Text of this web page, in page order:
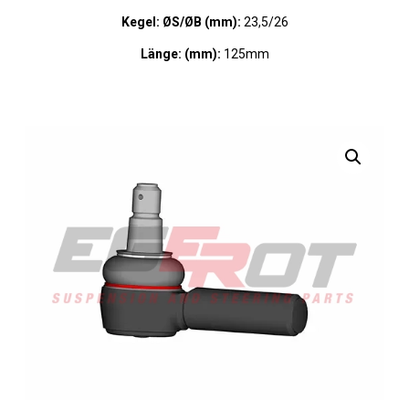
Kegel: ØS/ØB (mm): 23,5/26
Länge: (mm): 125mm